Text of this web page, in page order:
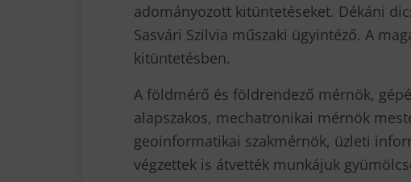
adományozott kitüntetéseket. Dékáni
Sasvári Szilvia műszaki ügyintéző. A
kitüntetésben.
A földmérő és földrendező mérnök,
alapszakos, mechatronikai mérnök
geoinformatikai szakmérnök, üzleti
végzettek is átvették munkájuk